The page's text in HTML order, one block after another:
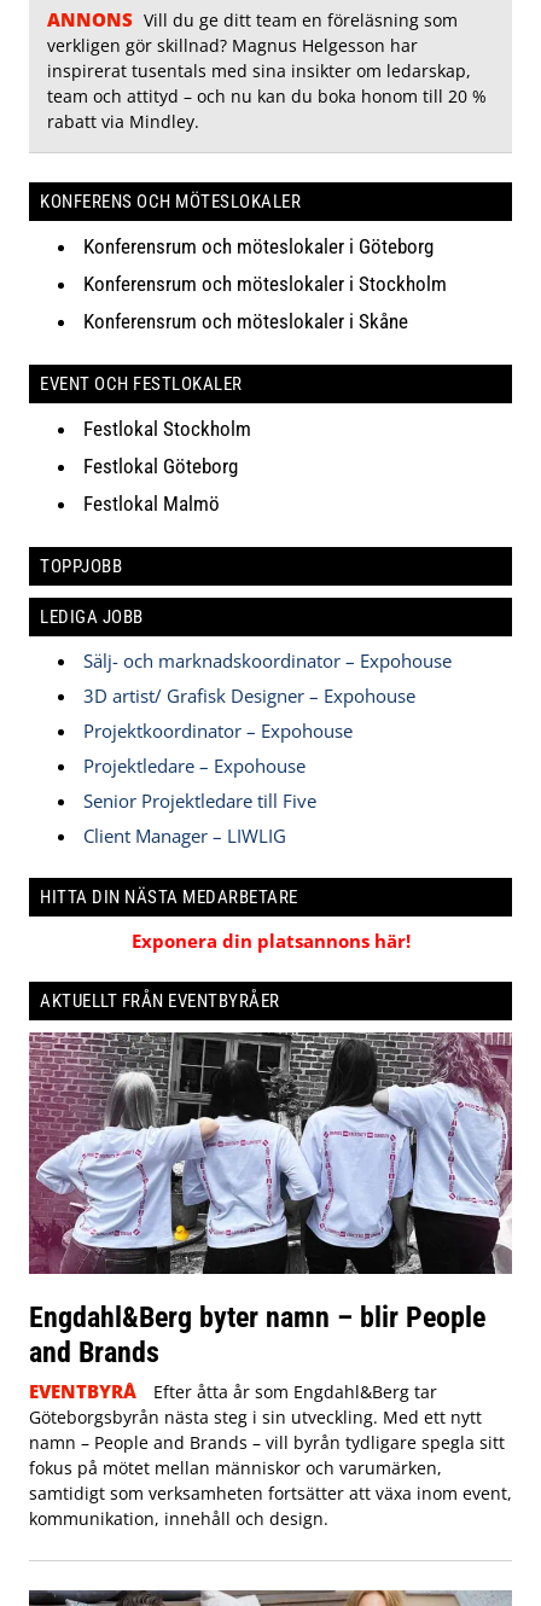
ANNONS Vill du ge ditt team en föreläsning som
verkligen gör skillnad? Magnus Helgesson har
inspirerat tusentals med sina insikter om ledarskap,
team och attityd – och nu kan du boka honom till 20 %
rabatt via Mindley.
KONFERENS OCH MÖTESLOKALER
Konferensrum och möteslokaler i Göteborg
Konferensrum och möteslokaler i Stockholm
Konferensrum och möteslokaler i Skåne
EVENT OCH FESTLOKALER
Festlokal Stockholm
Festlokal Göteborg
Festlokal Malmö
TOPPJOBB
LEDIGA JOBB
Sälj- och marknadskoordinator – Expohouse
3D artist/ Grafisk Designer – Expohouse
Projektkoordinator – Expohouse
Projektledare – Expohouse
Senior Projektledare till Five
Client Manager – LIWLIG
HITTA DIN NÄSTA MEDARBETARE
Exponera din platsannons här!
AKTUELLT FRÅN EVENTBYRÅER
Engdahl&Berg byter namn – blir People
and Brands
EVENTBYRÅ
Efter åtta år som Engdahl&Berg tar
Göteborgsbyrån nästa steg i sin utveckling. Med ett nytt
namn – People and Brands – vill byrån tydligare spegla sitt
fokus på mötet mellan människor och varumärken,
samtidigt som verksamheten fortsätter att växa inom event,
kommunikation, innehåll och design.